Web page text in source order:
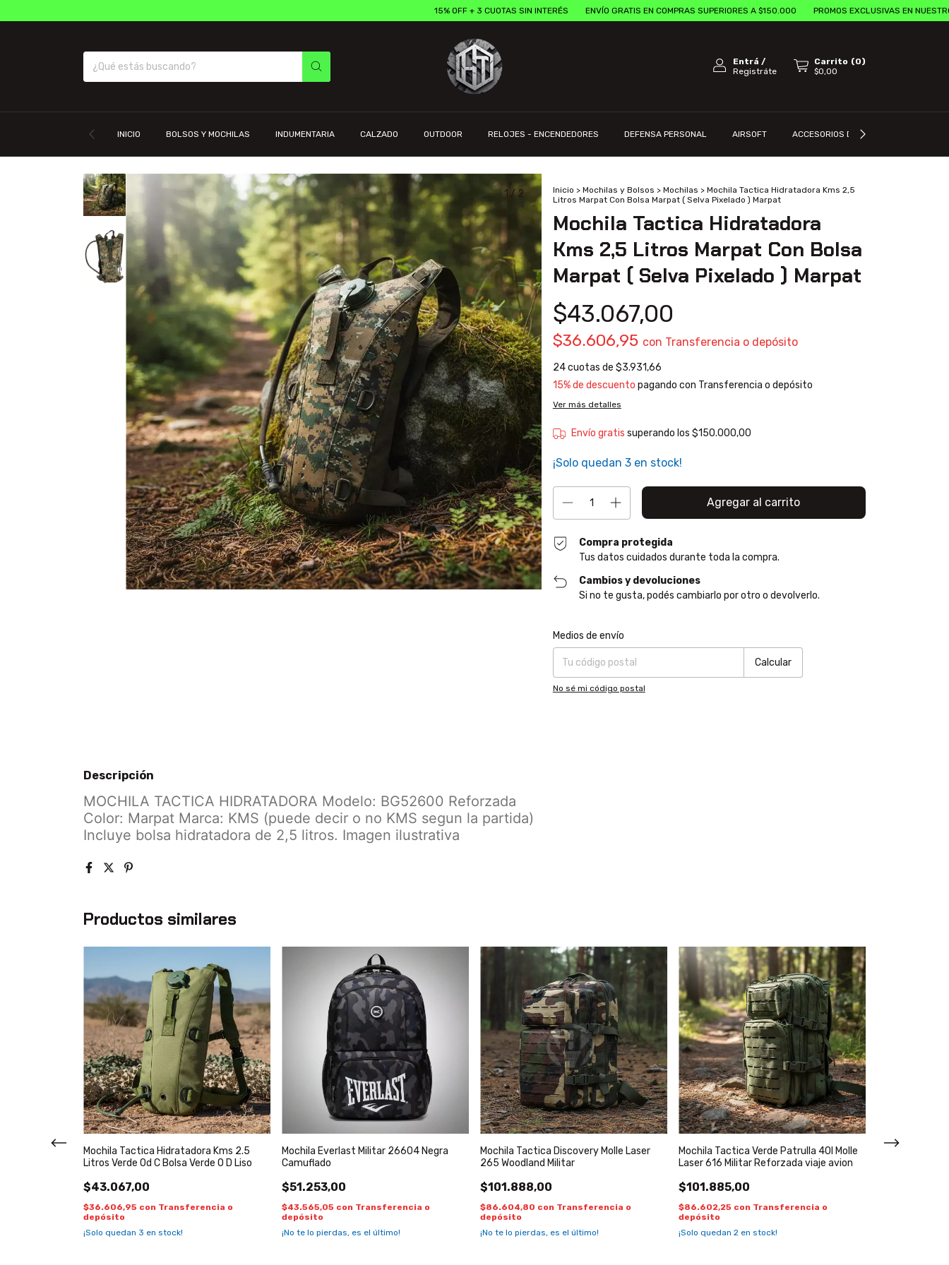
15% OFF + 3 CUOTAS SIN INTERÉS ENVÍO GRATIS EN COMPRAS SUPERIORES A $150.000 PROMOS EXCLUSIVAS EN NUESTRO
Entrá /
Registráte
Carrito (0)
$0,00
INICIO BOLSOS Y MOCHILAS INDUMENTARIA CALZADO OUTDOOR RELOJES - ENCENDEDORES DEFENSA PERSONAL AIRSOFT ACCESORIOS DE ARM
1 /2 Inicio > Mochilas y Bolsos > Mochilas > Mochila Tactica Hidratadora Kms 2,5
Litros Marpat Con Bolsa Marpat ( Selva Pixelado ) Marpat
Mochila Tactica Hidratadora
Kms 2,5 Litros Marpat Con Bolsa
Marpat ( Selva Pixelado ) Marpat
$43.067,00
$36.606,95 con Transferencia o depósito
24cuotas de $3.931,66
15% de descuento pagando con Transferencia o depósito
Ver más detalles
Envío gratis superando los$150.000,00
¡Solo quedan 3en stock!
Compra protegida
Tus datos cuidados durante toda la compra.
Cambios y devoluciones
Si no te gusta, podés cambiarlo por otro o devolverlo.
Entregas para el CP:
Medios de envío
Calcular
No sé mi código postal
Descripción
MOCHILA TACTICA HIDRATADORA Modelo: BG52600 Reforzada
Color: Marpat Marca: KMS (puede decir o no KMS segun la partida)
Incluye bolsa hidratadora de 2,5 litros. Imagen ilustrativa
Productos similares
Mochila Tactica Hidratadora Kms 2.5
Litros Verde Od C Bolsa Verde O D Liso
$43.067,00
$36.606,95 con Transferencia o
depósito
¡Solo quedan 3 en stock!
Mochila Everlast Militar 26604 Negra
Camuflado
$51.253,00
$43.565,05 con Transferencia o
depósito
¡No te lo pierdas, es el último!
Mochila Tactica Discovery Molle Laser
265 Woodland Militar
$101.888,00
$86.604,80 con Transferencia o
depósito
¡No te lo pierdas, es el último!
Mochila Tactica Verde Patrulla 40l Molle
Laser 616 Militar Reforzada viaje avion
$101.885,00
$86.602,25 con Transferencia o
depósito
¡Solo quedan 2 en stock!